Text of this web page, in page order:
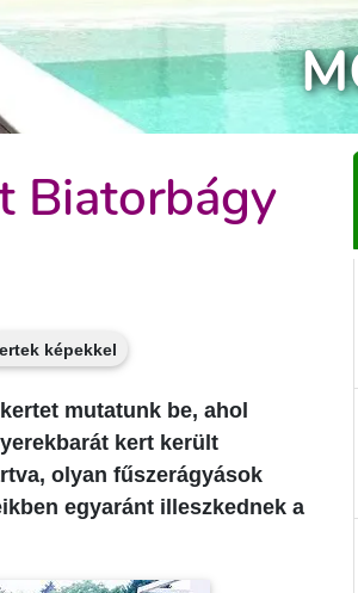
Biatorbágy
képekkel
mutatunk be, ahol
kert került
olyan fűszerágyások
egyaránt illeszkednek a